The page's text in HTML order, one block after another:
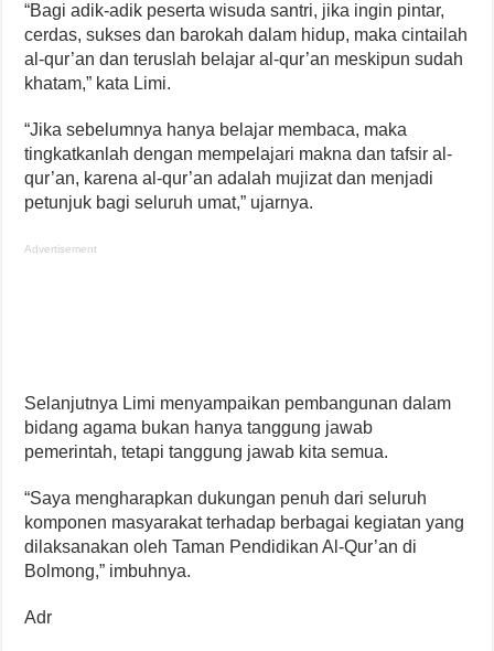
“Bagi adik-adik peserta wisuda santri, jika ingin pintar,
cerdas, sukses dan barokah dalam hidup, maka cintailah
al-qur’an dan teruslah belajar al-qur’an meskipun sudah
khatam,” kata Limi.
“Jika sebelumnya hanya belajar membaca, maka
tingkatkanlah dengan mempelajari makna dan tafsir al-
qur’an, karena al-qur’an adalah mujizat dan menjadi
petunjuk bagi seluruh umat,” ujarnya.
Advertisement
Selanjutnya Limi menyampaikan pembangunan dalam
bidang agama bukan hanya tanggung jawab
pemerintah, tetapi tanggung jawab kita semua.
“Saya mengharapkan dukungan penuh dari seluruh
komponen masyarakat terhadap berbagai kegiatan yang
dilaksanakan oleh Taman Pendidikan Al-Qur’an di
Bolmong,” imbuhnya.
Adr